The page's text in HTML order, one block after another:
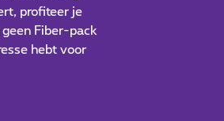
profiteer je
Fiber-pack
hebt voor